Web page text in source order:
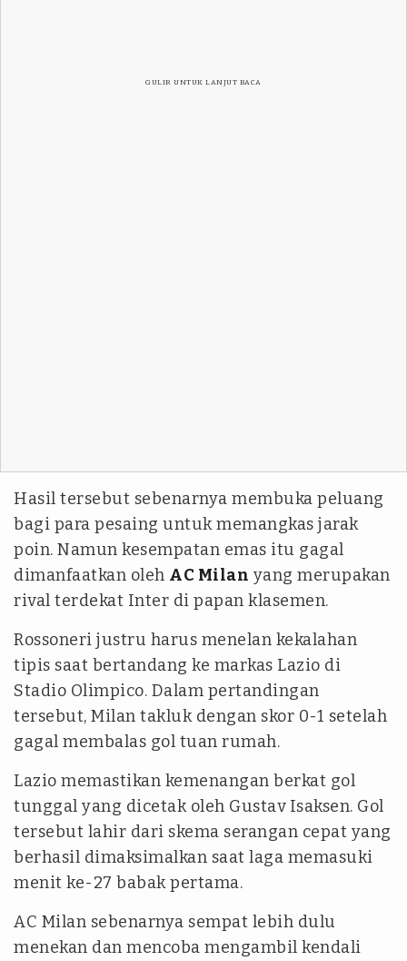
GULIR UNTUK LANJUT BACA
Hasil tersebut sebenarnya membuka peluang
bagi para pesaing untuk memangkas jarak
poin. Namun kesempatan emas itu gagal
dimanfaatkan oleh AC Milan yang merupakan
rival terdekat Inter di papan klasemen.
Rossoneri justru harus menelan kekalahan
tipis saat bertandang ke markas Lazio di
Stadio Olimpico. Dalam pertandingan
tersebut, Milan takluk dengan skor 0-1 setelah
gagal membalas gol tuan rumah.
Lazio memastikan kemenangan berkat gol
tunggal yang dicetak oleh Gustav Isaksen. Gol
tersebut lahir dari skema serangan cepat yang
berhasil dimaksimalkan saat laga memasuki
menit ke-27 babak pertama.
AC Milan sebenarnya sempat lebih dulu
menekan dan mencoba mengambil kendali